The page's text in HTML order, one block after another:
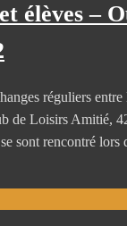
élèves –
réguliers
de Loisirs Amitié,
sont rencontré lors